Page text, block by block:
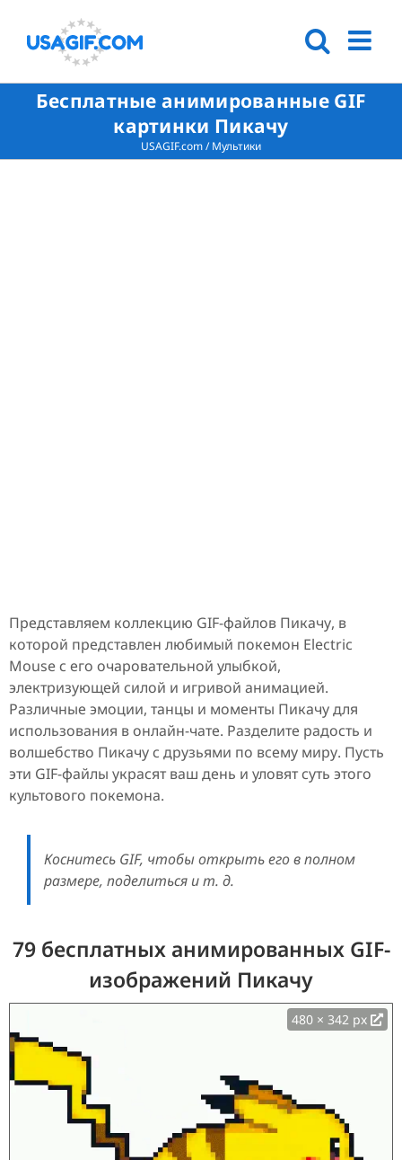
Бесплатные анимированные GIF
картинки Пикачу
USAGIF.com/Мультики
Представляем коллекцию GIF-файлов Пикачу, в
которой представлен любимый покемон Electric
Mouse с его очаровательной улыбкой,
электризующей силой и игривой анимацией.
Различные эмоции, танцы и моменты Пикачу для
использования в онлайн-чате. Разделите радость и
волшебство Пикачу с друзьями по всему миру. Пусть
эти GIF-файлы украсят ваш день и уловят суть этого
культового покемона.
Коснитесь GIF, чтобы открыть его в полном
размере, поделиться и т. д.
79 бесплатных анимированных GIF-
изображений Пикачу
480 × 342 px